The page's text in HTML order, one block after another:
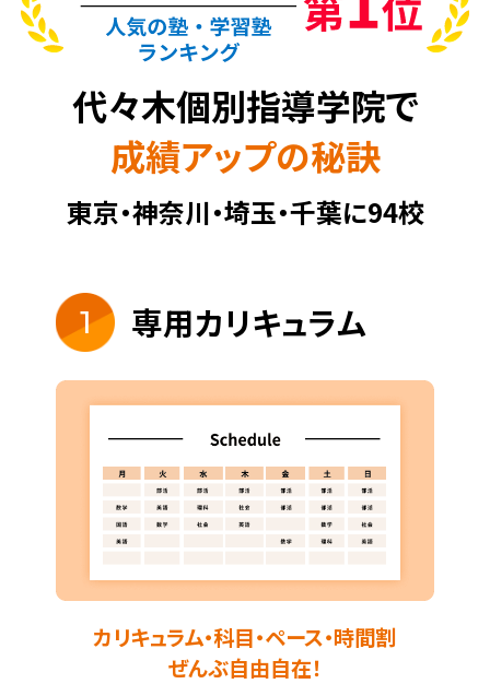
代々木個別指導学院で
成績アップの秘訣
東京・神奈川・埼玉・千葉に94校
1 専用カリキュラム
カリキュラム・科目・ペース・時間割
ぜんぶ自由自在！